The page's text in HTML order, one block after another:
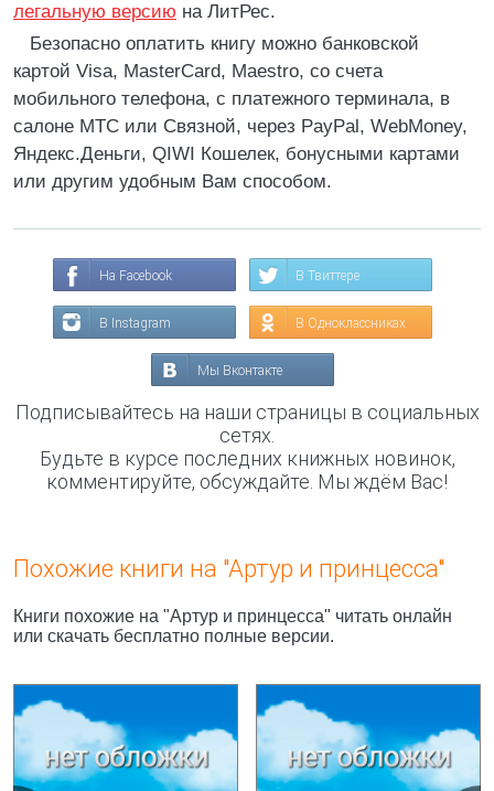
легальную версию на ЛитРес.
Безопасно оплатить книгу можно банковской
картой Visa, MasterCard, Maestro, со счета
мобильного телефона, с платежного терминала, в
салоне МТС или Связной, через PayPal, WebMoney,
Яндекс.Деньги, QIWI Кошелек, бонусными картами
или другим удобным Вам способом.
На Facebook В Твиттере
В Instagram В Одноклассниках
Мы Вконтакте
Подписывайтесь на наши страницы в социальных
сетях.
Будьте в курсе последних книжных новинок,
комментируйте, обсуждайте. Мы ждём Вас!
Похожие книги на "Артур и принцесса"
Книги похожие на "Артур и принцесса" читать онлайн
или скачать бесплатно полные версии.